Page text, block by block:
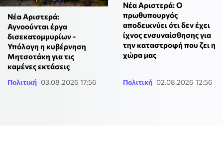
Νέα Αριστερά:
Αγνοούνται έργα
δισεκατομμυρίων -
Υπόλογη η κυβέρνηση
Μητσοτάκη για τις
καμένες εκτάσεις
Πολιτική 03.08.2026 17:56
Νέα Αριστερά: O
πρωθυπουργός
αποδεικνύει ότι δεν έχει
ίχνος ενσυναίσθησης για
την καταστροφή που ζει η
χώρα μας
Πολιτική 02.08.2026 12:56